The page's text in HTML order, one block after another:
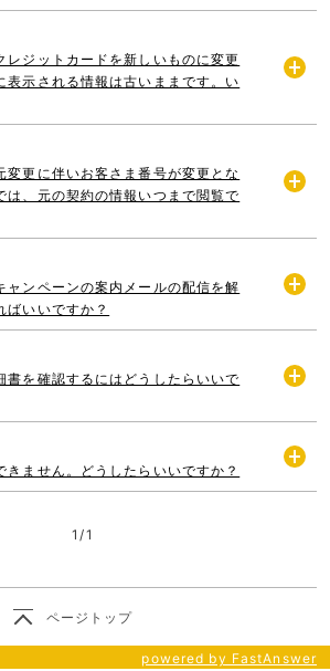
く
レジットカードを新しいものに変更
表示される情報は古いままです。い
変更に伴いお客さま番号が変更とな
は、元の契約の情報いつまで閲覧で
ャンペーンの案内メールの配信を解
ばいいですか？
く
書を確認するにはどうしたらいいで
く
きません。どうしたらいいですか？
1/1
ページトップ
powered by FastAnswer